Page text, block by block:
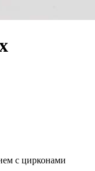
с цирконами